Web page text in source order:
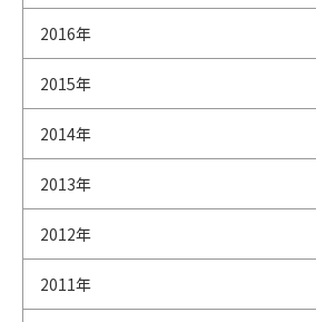
2016年
2015年
2014年
2013年
2012年
2011年